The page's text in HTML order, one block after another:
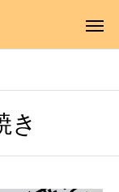
き